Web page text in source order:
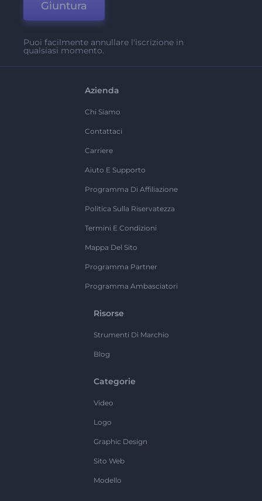
Giuntura
Puoi facilmente annullare l'iscrizione in
qualsiasi momento.
Azienda
Chi Siamo
Contattaci
Carriere
Aiuto E Supporto
Programma Di Affiliazione
Politica Sulla Riservatezza
Termini E Condizioni
Mappa Del Sito
Programma Partner
Programma Ambasciatori
Risorse
Strumenti Di Marchio
Blog
Categorie
Video
Logo
Graphic Design
Sito Web
Modello